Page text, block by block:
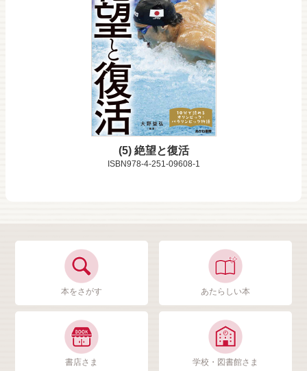
5 絶望と復活
ISBN978-4-251-09608-1
本をさがす あたらしい本
書店さま 学校・図書館さま